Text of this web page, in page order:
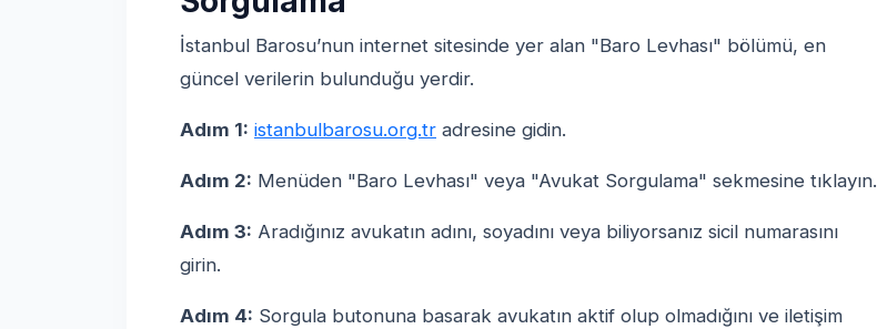
İstanbul Barosu’nun internet sitesinde yer alan "Baro Levhası" bölümü, en
güncel verilerin bulunduğu yerdir.
Adım 1: istanbulbarosu.org.tr adresine gidin.
Adım 2: Menüden "Baro Levhası" veya "Avukat Sorgulama" sekmesine tıklayın.
Adım 3: Aradığınız avukatın adını, soyadını veya biliyorsanız sicil numarasını
girin.
Adım 4: Sorgula butonuna basarak avukatın aktif olup olmadığını ve iletişim